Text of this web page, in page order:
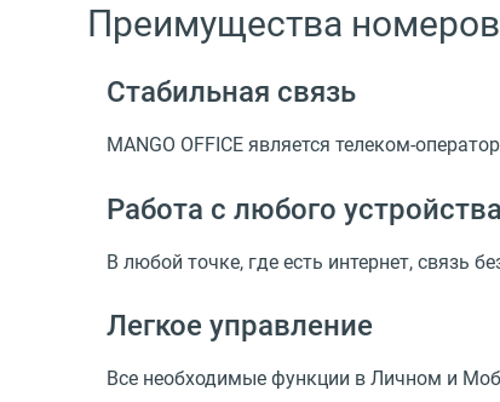
Преимущества номеров
Стабильная связь
MANGO OFFICE является телеком-
Работа с любого устройства
В любой точке, где есть интернет, связь
Легкое управление
Все необходимые функции в Личном и